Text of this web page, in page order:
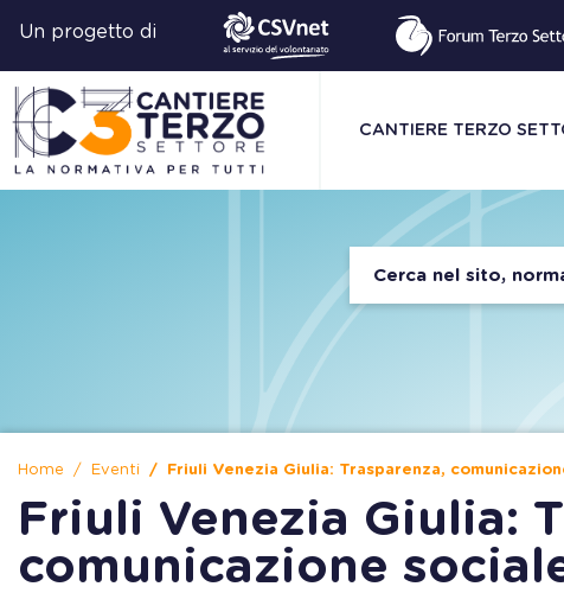
Un progetto di
CANTIERE TERZO
Home Eventi Friuli Venezia Giulia: Trasparenza,
Friuli Venezia Giulia:
comunicazione